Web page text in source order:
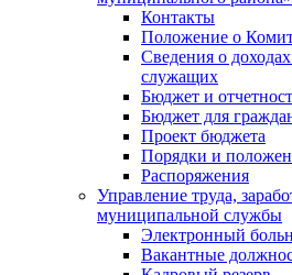
Контакты
Положение о
Сведения о
служащих
Бюджет и
Бюджет для
Проект бюджета
Порядки и
Распоряжения
Управление труда,
муниципальной службы
Электронный
Вакантные